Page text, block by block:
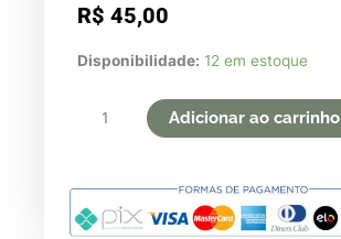
R$ 45,00
Disponibilidade: 12 em estoque
QUEBRA-
Rainha
quantidade
Adicionar ao carrinho